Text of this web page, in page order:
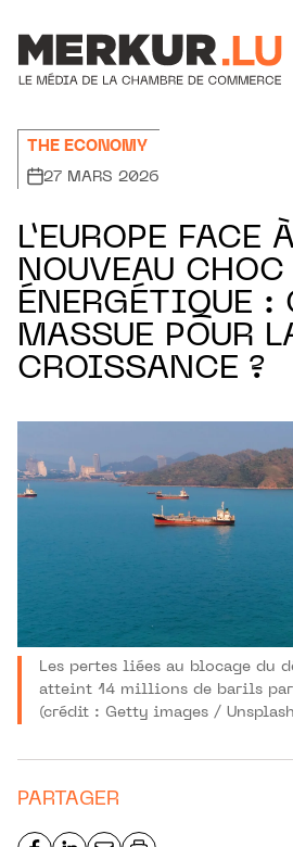
THE ECONOMY
27 MARS 2026
L’EUROPE FACE
NOUVEAU CHOC
ÉNERGÉTIQUE :
MASSUE POUR
CROISSANCE ?
Les pertes liées au blocage du
atteint 14 millions de barils par
(crédit : Getty images /
PARTAGER